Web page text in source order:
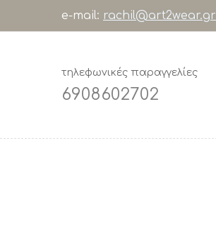
e-mail: rachil@art2wear.gr
τηλεφωνικές παραγγελίες
6908602702